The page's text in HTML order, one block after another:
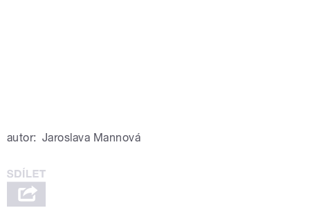
autor: Jaroslava Mannová